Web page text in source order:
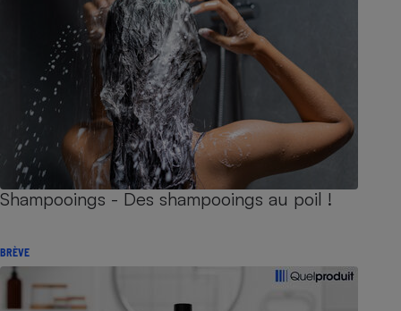
Shampooings - Des shampooings au poil !
BRÈVE